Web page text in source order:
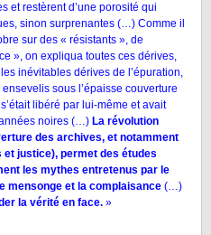
et restèrent d’une porosité qui
sinon surprenantes (…) Comme il
sur des « résistants », de
», on expliqua toutes ces dérives,
inévitables dérives de l’épuration,
sous l’épaisse couverture
libéré par lui-même et avait
noires (…) La révolution
des archives, et notamment
justice), permet des études
les mythes entretenus par le
mensonge et la complaisance (…)
la vérité en face. »